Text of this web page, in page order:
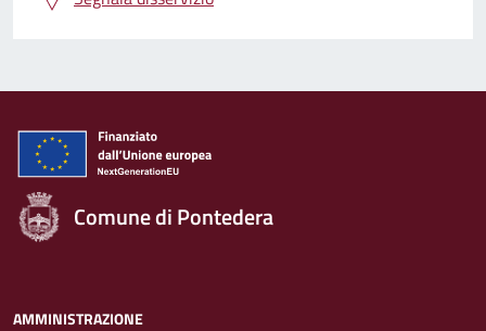
Comune di Pontedera
AMMINISTRAZIONE